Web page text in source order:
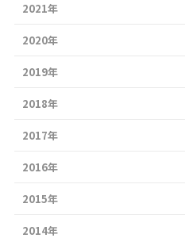
2021年
2020年
2019年
2018年
2017年
2016年
2015年
2014年